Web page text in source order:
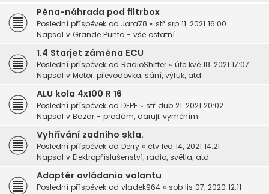
Pěna-náhrada pod filtrbox
Poslední příspěvek od Jara78 « stř srp 11, 2021 16:00
Napsal v Grande Punto - vše ostatní
1.4 Starjet záměna ECU
Poslední příspěvek od RadioShifter « úte kvě 18, 2021 17:07
Napsal v Motor, převodovka, sání, výfuk, atd.
ALU kola 4x100 R 16
Poslední příspěvek od DEPE « stř dub 21, 2021 20:02
Napsal v Bazar - prodám, daruji, vyměním
Vyhřívání zadního skla.
Poslední příspěvek od Derry « čtv led 14, 2021 14:21
Napsal v Elektropříslušenství, radio, světla, atd.
Adaptér ovládania volantu
Poslední příspěvek od vladek964 « sob lis 07, 2020 12:11